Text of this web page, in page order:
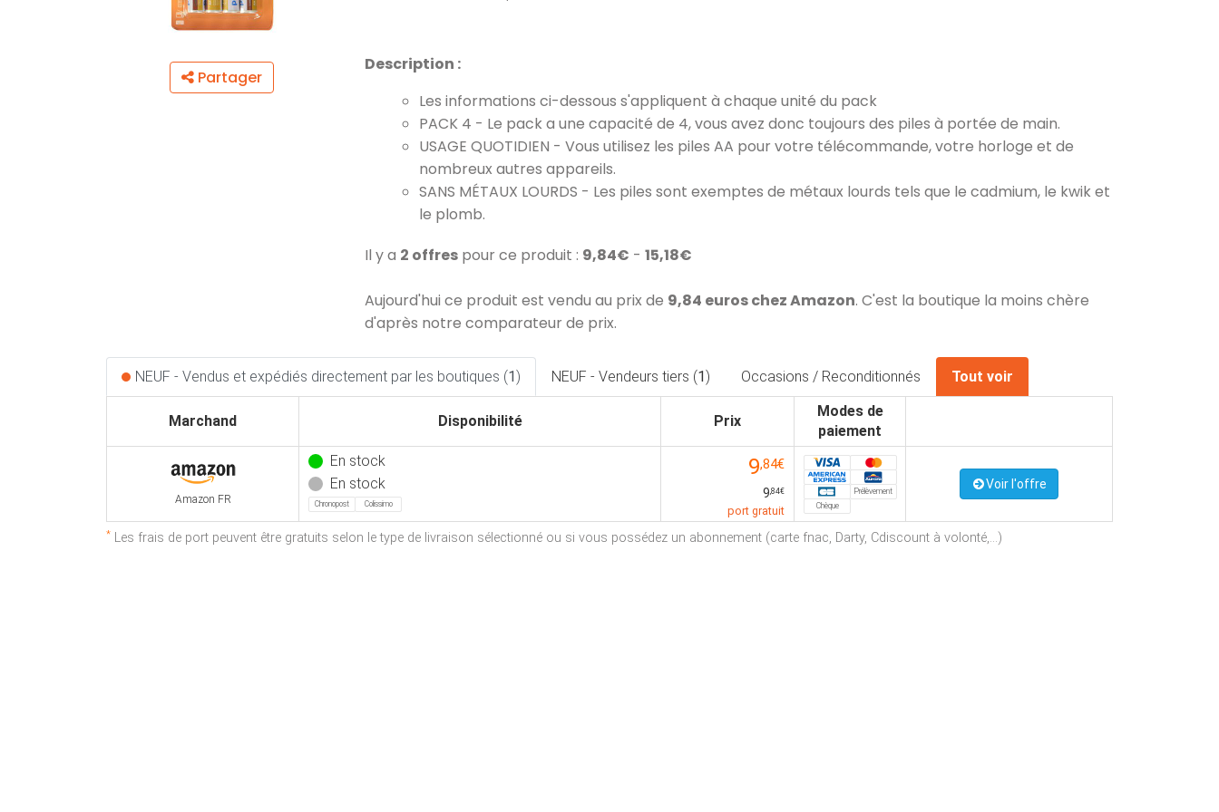
Partager
Description :
Les informations ci-dessous s'appliquent à chaque unité du pack
PACK 4 - Le pack a une capacité de 4, vous avez donc toujours des piles à portée de main.
USAGE QUOTIDIEN - Vous utilisez les piles AA pour votre télécommande, votre horloge et de
nombreux autres appareils.
SANS MÉTAUX LOURDS - Les piles sont exemptes de métaux lourds tels que le cadmium, le kwik et
le plomb.
Il y a 2 offres pour ce produit : 9,84€ - 15,18€
Aujourd'hui ce produit est vendu au prix de 9,84 euros chez Amazon. C'est la boutique la moins chère
d'après notre comparateur de prix.
NEUF - Vendus et expédiés directement par les boutiques (1) NEUF - Vendeurs tiers (1) Occasions / Reconditionnés Tout voir
Marchand Disponibilité Prix
Modes de
paiement
Amazon FR
En stock
En stock
Chronopost Colissimo
9,84€
9,84€
port gratuit
Prélèvement
Chèque
Voir l'offre
* Les frais de port peuvent être gratuits selon le type de livraison sélectionné ou si vous possédez un abonnement (carte fnac, Darty, Cdiscount à volonté,...)